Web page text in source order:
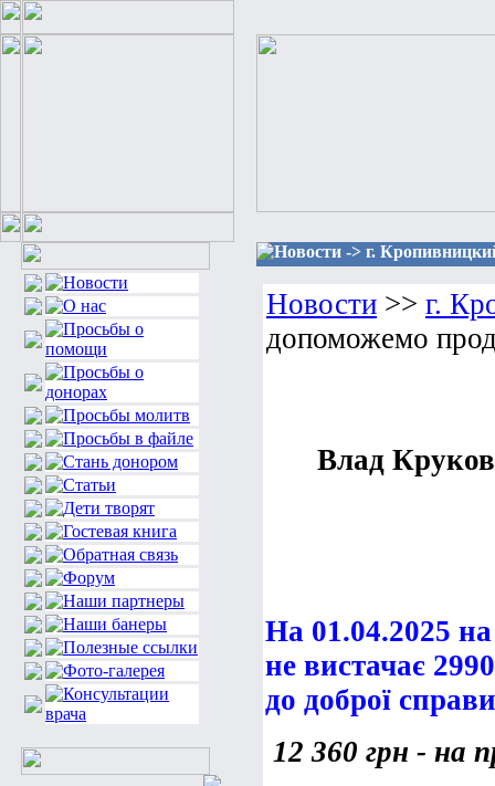
Новости -> г.
Новости >> г.
допоможемо
Влад
На 01.04.2025
не вистачає
до доброї
12 360 грн - на